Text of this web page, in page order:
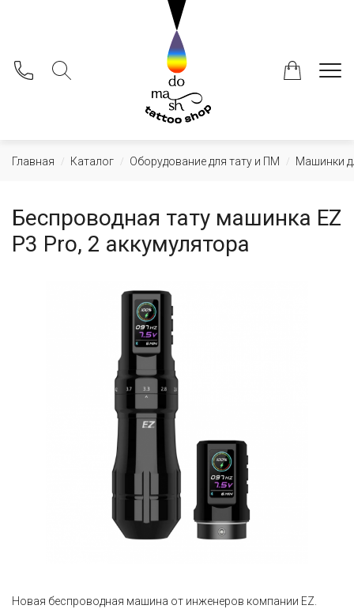
Главная / Каталог / Оборудование для тату и ПМ / Машинки
Беспроводная тату машинка EZ
P3 Pro, 2 аккумулятора
Новая беспроводная машина от инженеров компании EZ.